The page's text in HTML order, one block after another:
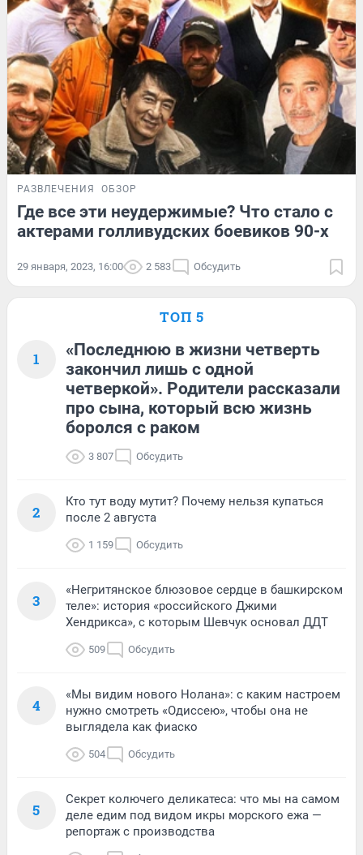
РАЗВЛЕЧЕНИЯ ОБЗОР
Где все эти неудержимые? Что стало с
актерами голливудских боевиков 90-х
29 января, 2023, 16:00 2 583 Обсудить
ТОП 5
1
«Последнюю в жизни четверть
закончил лишь с одной
четверкой». Родители рассказали
про сына, который всю жизнь
боролся с раком
3 807 Обсудить
2
Кто тут воду мутит? Почему нельзя купаться
после 2 августа
1 159 Обсудить
3
«Негритянское блюзовое сердце в башкирском
теле»: история «российского Джими
Хендрикса», с которым Шевчук основал ДДТ
509 Обсудить
4
«Мы видим нового Нолана»: с каким настроем
нужно смотреть «Одиссею», чтобы она не
выглядела как фиаско
504 Обсудить
5
Секрет колючего деликатеса: что мы на самом
деле едим под видом икры морского ежа —
репортаж с производства